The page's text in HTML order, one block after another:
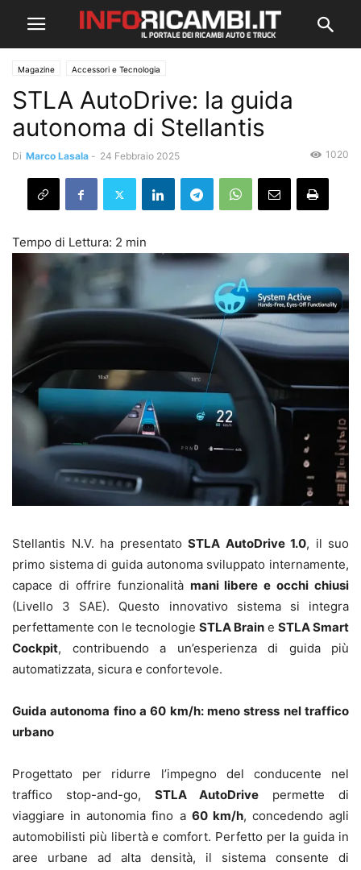
Magazine Accessori e Tecnologia
STLA AutoDrive: la guida
autonoma di Stellantis
Di Marco Lasala - 24 Febbraio 2025 1020
Stellantis N.V. ha presentato STLA AutoDrive 1.0, il suo
primo sistema di guida autonoma sviluppato internamente,
capace di offrire funzionalità mani libere e occhi chiusi
(Livello 3 SAE). Questo innovativo sistema si integra
perfettamente con le tecnologie STLA Brain e STLA Smart
Cockpit, contribuendo a un’esperienza di guida più
automatizzata, sicura e confortevole.
Guida autonoma fino a 60 km/h: meno stress nel traffico
urbano
Progettato per ridurre l’impegno del conducente nel
traffico stop-and-go, STLA AutoDrive permette di
viaggiare in autonomia fino a 60 km/h, concedendo agli
automobilisti più libertà e comfort. Perfetto per la guida in
aree urbane ad alta densità, il sistema consente di